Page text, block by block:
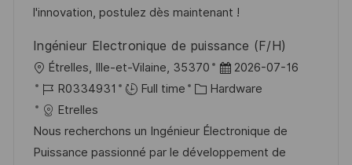
e
l'innovation, postulez dès maintenant !
Ingénieur Electronique de puissance (F/H)
L
o
c
a
t
Étrelles, Ille-et-Vilaine, 35370
P
o
t
e
2026-07-16
J
o
b
I
R0334931 Full time
C
t
e
Hardware
Etrelles
Nous recherchons un Ingénieur Électronique de
Puissance passionné par le développement de